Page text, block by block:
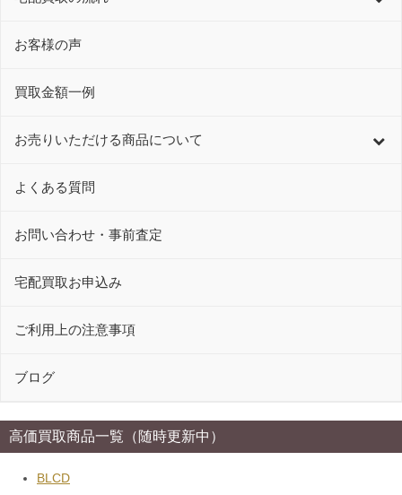
お客様の声
買取金額一例
お売りいただける商品について
よくある質問
お問い合わせ・事前査定
宅配買取お申込み
ご利用上の注意事項
ブログ
高価買取商品一覧（随時更新中）
BLCD